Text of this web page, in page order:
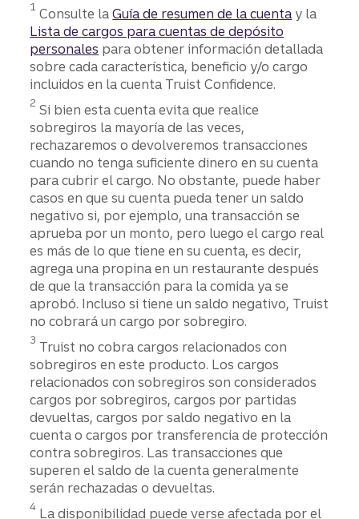
1 Consulte laGuía de resumen de la cuenta y la
Lista de cargos para cuentas de depósito
personales para obtener información detallada
sobre cada característica, beneficio y/o cargo
incluidos en la cuenta Truist Confidence​​​​​​​.
Divulgación​​​​​​​
2 Si bien esta cuenta evita que realice
sobregiros la mayoría de las veces,
rechazaremos o devolveremos transacciones
cuando no tenga suficiente dinero en su cuenta
para cubrir el cargo. No obstante, puede haber
casos en que su cuenta pueda tener un saldo
negativo si, por ejemplo, una transacción se
aprueba por un monto, pero luego el cargo real
es más de lo que tiene en su cuenta, es decir,
agrega una propina en un restaurante después
de que la transacción para la comida ya se
aprobó. Incluso si tiene un saldo negativo, Truist
no cobrará un cargo por sobregiro.
Divulgación
3 Truist no cobra cargos relacionados con
sobregiros en este producto. Los cargos
relacionados con sobregiros son considerados
cargos por sobregiros, cargos por partidas
devueltas, cargos por saldo negativo en la
cuenta o cargos por transferencia de protección
contra sobregiros. Las transacciones que
superen el saldo de la cuenta generalmente
serán rechazadas o devueltas.
Divulgación
4 La disponibilidad puede verse afectada por el